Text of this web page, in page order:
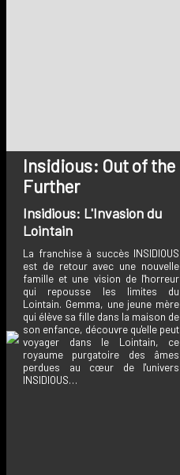
Insidious: Out of the
Further
Insidious: L'Invasion du
Lointain
La franchise à succès INSIDIOUS
est de retour avec une nouvelle
famille et une vision de l'horreur
qui repousse les limites du
Lointain. Gemma, une jeune mère
qui élève sa fille dans la maison de
son enfance, découvre qu'elle peut
voyager dans le Lointain, ce
royaume purgatoire des âmes
perdues au cœur de l'univers
INSIDIOUS…